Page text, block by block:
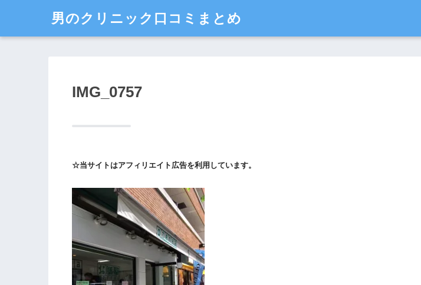
男のクリニック口コミまとめ
IMG_0757
☆当サイトはアフィリエイト広告を利用しています。